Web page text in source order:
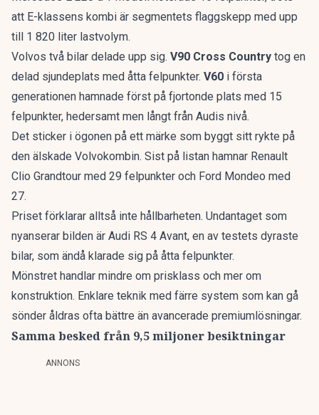
att E-klassens kombi är segmentets flaggskepp med upp
till 1 820 liter lastvolym.
Volvos två bilar delade upp sig. V90 Cross Country tog en
delad sjundeplats med åtta felpunkter. V60 i första
generationen hamnade först på fjortonde plats med 15
felpunkter, hedersamt men långt från Audis nivå.
Det sticker i ögonen på ett märke som byggt sitt rykte på
den älskade Volvokombin. Sist på listan hamnar Renault
Clio Grandtour med 29 felpunkter och Ford Mondeo med
27.
Priset förklarar alltså inte hållbarheten. Undantaget som
nyanserar bilden är Audi RS 4 Avant, en av testets dyraste
bilar, som ändå klarade sig på åtta felpunkter.
Mönstret handlar mindre om prisklass och mer om
konstruktion. Enklare teknik med färre system som kan gå
sönder åldras ofta bättre än avancerade premiumlösningar.
Samma besked från 9,5 miljoner besiktningar
ANNONS